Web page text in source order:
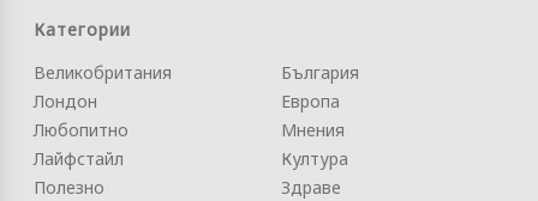
Категории
Великобритания
Лондон
Любопитно
Лайфстайл
Полезно
България
Европа
Мнения
Култура
Здраве